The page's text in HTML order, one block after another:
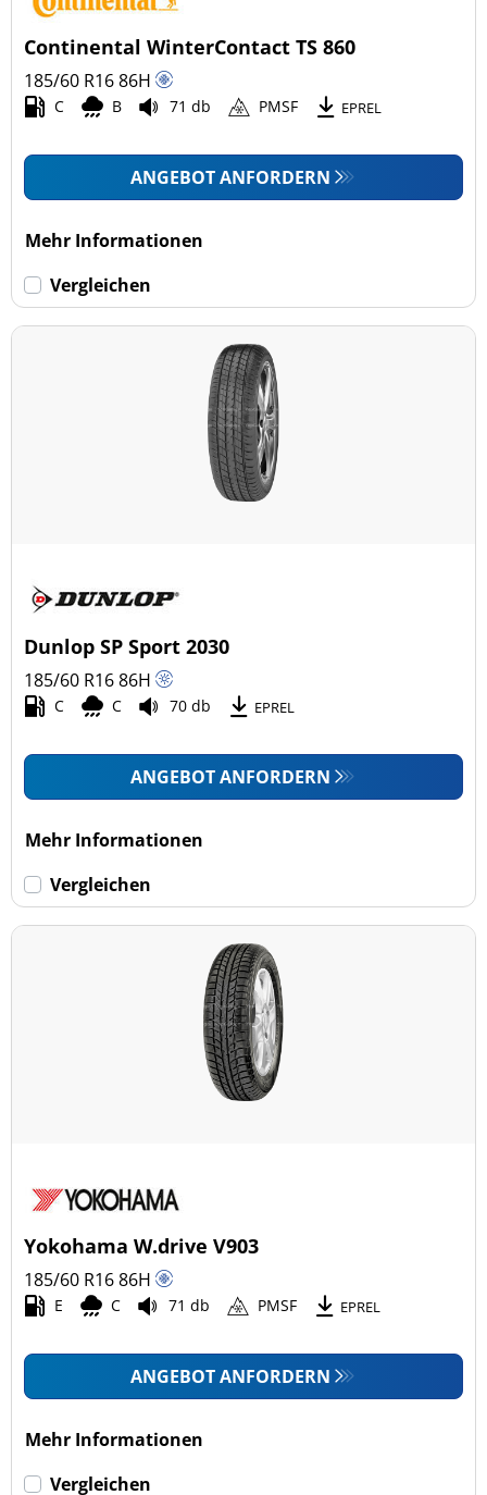
Continental WinterContact TS 860
185/60 R1686H
C B 71 db PMSF EPREL
ANGEBOT ANFORDERN
Mehr Informationen
Vergleichen
Dunlop SP Sport 2030
185/60 R1686H
C C 70 db EPREL
ANGEBOT ANFORDERN
Mehr Informationen
Vergleichen
Yokohama W.drive V903
185/60 R1686H
E C 71 db PMSF EPREL
ANGEBOT ANFORDERN
Mehr Informationen
Vergleichen